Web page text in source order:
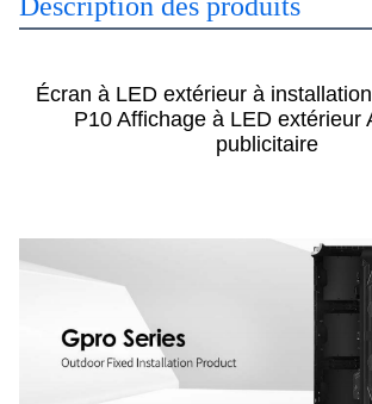
Écran à LED extérieur à
P10 Affichage à LED extérieur
publicitaire